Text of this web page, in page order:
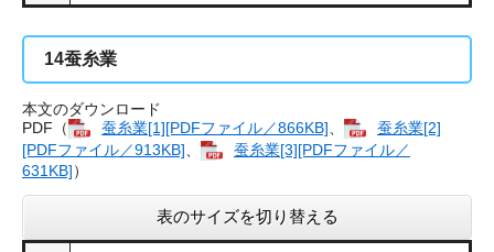
14蚕糸業
本文のダウンロード
PDF（
蚕糸業[1][PDFファイル／866KB]
蚕糸業[2]
[PDFファイル／913KB]
蚕糸業[3][PDFファイル／
631KB]）
表のサイズを切り替える